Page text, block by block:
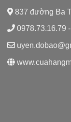
837 đường Ba
0978.73.16.79